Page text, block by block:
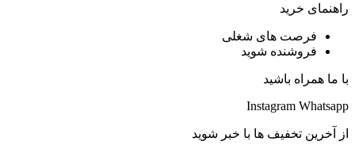
راهنمای خرید
فرصت های شغلی
فروشنده شوید
با ما همراه باشید
Instagram Whatsapp
از آخرین تخفیف ها با خبر شوید